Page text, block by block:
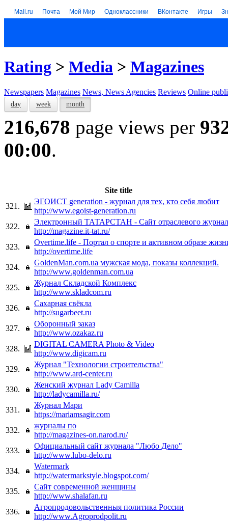
Mail.ru Почта Мой Мир Одноклассники ВКонтакте Игры
Rating > Media > Magazines
Newspapers Magazines News, News Agencies Reviews Online
day week month
216,678 page views per
00:00.
Site title
321.
ЭГОИСТ generation - журнал для тех, кто себя любит
http://www.egoist-generation.ru
322.
Электронный ТАТАРСТАН - Сайт отраслевого
http://magazine.it-tat.ru/
323.
Overtime.life - Портал о спорте и активном образе
http://overtime.life
324.
GoldenMan.com.ua мужская мода, показы коллекций.
http://www.goldenman.com.ua
325.
Журнал Складской Комплекс
http://www.skladcom.ru
326.
Сахарная свёкла
http://sugarbeet.ru
327.
Оборонный заказ
http://www.ozakaz.ru
328.
DIGITAL CAMERA Photo & Video
http://www.digicam.ru
329.
Журнал "Технологии строительства"
http://www.ard-center.ru
330.
Женский журнал Lady Camilla
http://ladycamilla.ru/
331.
Журнал Мари
https://mariamsagir.com
332.
журналы по
http://magazines-on.narod.ru/
333.
Официальный сайт журнала "Любо Дело"
http://www.lubo-delo.ru
334.
Watermark
http://watermarkstyle.blogspot.com/
335.
Cайт современной женщины
http://www.shalafan.ru
336.
Агропродовольственныя политика России
http://www.Agroprodpolit.ru